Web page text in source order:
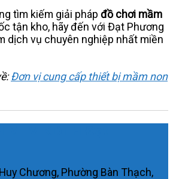
tìm kiếm giải pháp đồ chơi mầm
tận kho, hãy đến với Đạt Phương
dịch vụ chuyên nghiệp nhất miền
Đơn vị cung cấp thiết bị mầm non
Chương, Phường Bàn Thạch,